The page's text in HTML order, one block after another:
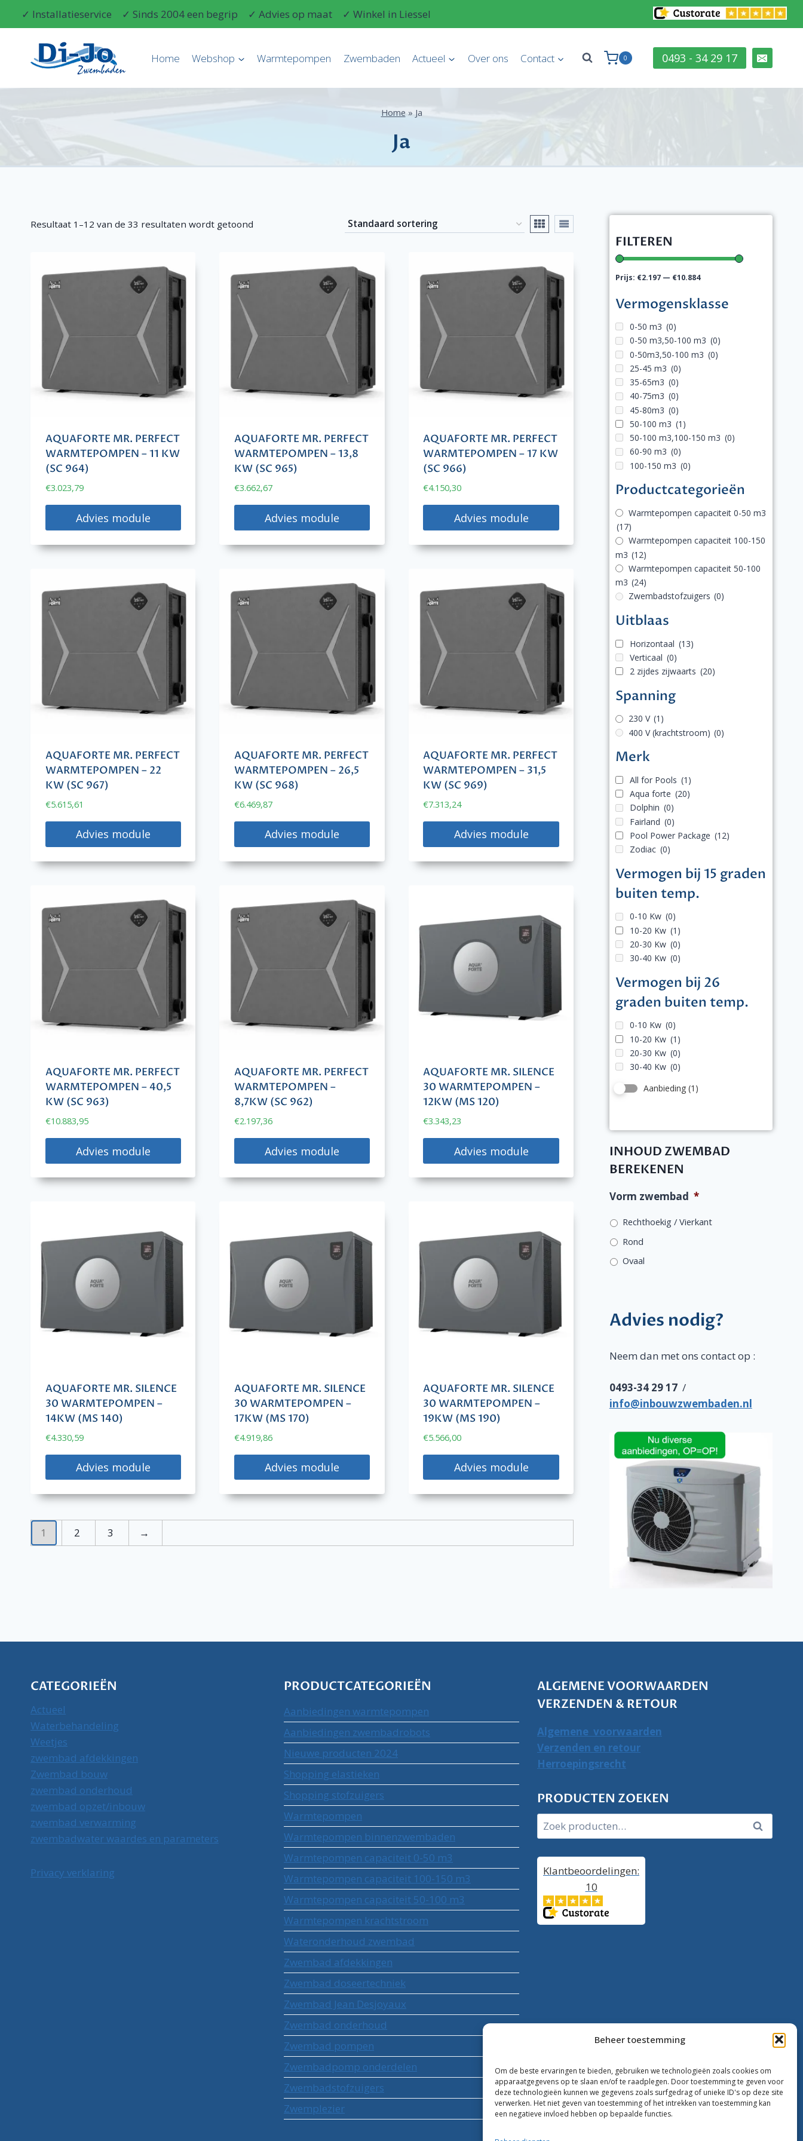
Beheer toestemming
Om de beste ervaringen te bieden, gebruiken we technologieën zoals cookies om
apparaatgegevens op te slaan en/of te raadplegen. Door toestemming te geven voor
deze technologieën kunnen we gegevens zoals surfgedrag of unieke ID's op deze site
verwerken. Het niet geven van toestemming of het intrekken van toestemming kan
een negatieve invloed hebben op bepaalde functies.
Doorgaan✓ Installatieservice ✓ Sinds 2004 een begrip ✓ Advies op maat ✓ Winkel in Liessel
Home Webshop Warmtepompen Zwembaden Actueel Over ons Contact 0 0493 - 34 29 17
Home » Ja
Ja
Resultaat 1–12 van de 33 resultaten wordt getoond
AQUAFORTE MR. PERFECT
WARMTEPOMPEN – 11 KW
(SC 964)
€3.023,79
Advies module
AQUAFORTE MR. PERFECT
WARMTEPOMPEN – 13,8
KW (SC 965)
€3.662,67
Advies module
AQUAFORTE MR. PERFECT
WARMTEPOMPEN – 17 KW
(SC 966)
€4.150,30
Advies module
AQUAFORTE MR. PERFECT
WARMTEPOMPEN – 22
KW (SC 967)
€5.615,61
Advies module
AQUAFORTE MR. PERFECT
WARMTEPOMPEN – 26,5
KW (SC 968)
€6.469,87
Advies module
AQUAFORTE MR. PERFECT
WARMTEPOMPEN – 31,5
KW (SC 969)
€7.313,24
Advies module
AQUAFORTE MR. PERFECT
WARMTEPOMPEN – 40,5
KW (SC 963)
€10.883,95
Advies module
AQUAFORTE MR. PERFECT
WARMTEPOMPEN –
8,7KW (SC 962)
€2.197,36
Advies module
AQUAFORTE MR. SILENCE
30 WARMTEPOMPEN –
12KW (MS 120)
€3.343,23
Advies module
AQUAFORTE MR. SILENCE
30 WARMTEPOMPEN –
14KW (MS 140)
€4.330,59
Advies module
AQUAFORTE MR. SILENCE
30 WARMTEPOMPEN –
17KW (MS 170)
€4.919,86
Advies module
AQUAFORTE MR. SILENCE
30 WARMTEPOMPEN –
19KW (MS 190)
€5.566,00
Advies module
1 2 3 →
FILTEREN
Prijs: €2.197— €10.884
Vermogensklasse
0-50 m3 (0)
0-50 m3,50-100 m3 (0)
0-50m3,50-100 m3 (0)
25-45 m3 (0)
35-65m3 (0)
40-75m3 (0)
45-80m3 (0)
50-100 m3 (1)
50-100 m3,100-150 m3 (0)
60-90 m3 (0)
100-150 m3 (0)
Productcategorieën
Warmtepompen capaciteit 0-50 m3
(17)
Warmtepompen capaciteit 100-150
m3 (12)
Warmtepompen capaciteit 50-100
m3 (24)
Zwembadstofzuigers (0)
Uitblaas
Horizontaal (13)
Verticaal (0)
2 zijdes zijwaarts (20)
Spanning
230 V (1)
400 V (krachtstroom) (0)
Merk
All for Pools (1)
Aqua forte (20)
Dolphin (0)
Fairland (0)
Pool Power Package (12)
Zodiac (0)
Vermogen bij 15 graden
buiten temp.
0-10 Kw (0)
10-20 Kw (1)
20-30 Kw (0)
30-40 Kw (0)
Vermogen bij 26
graden buiten temp.
0-10 Kw (0)
10-20 Kw (1)
20-30 Kw (0)
30-40 Kw (0)
Aanbieding (1)
INHOUD ZWEMBAD
BEREKENEN
Vorm zwembad *
Rechthoekig / Vierkant
Rond
Ovaal
Advies nodig?
Neem dan met ons contact op :
0493-34 29 17/
info@inbouwzwembaden.nl
CATEGORIEËN
Actueel
Waterbehandeling
Weetjes
zwembad afdekkingen
Zwembad bouw
zwembad onderhoud
zwembad opzet/inbouw
zwembad verwarming
zwembadwater waardes en parameters
Privacy verklaring
PRODUCTCATEGORIEËN
Aanbiedingen warmtepompen
Aanbiedingen zwembadrobots
Nieuwe producten 2024
Shopping elastieken
Shopping stofzuigers
Warmtepompen
Warmtepompen binnenzwembaden
Warmtepompen capaciteit 0-50 m3
Warmtepompen capaciteit 100-150 m3
Warmtepompen capaciteit 50-100 m3
Warmtepompen krachtstroom
Wateronderhoud zwembad
Zwembad afdekkingen
Zwembad doseertechniek
Zwembad Jean Desjoyaux
Zwembad onderhoud
Zwembad pompen
Zwembadpomp onderdelen
Zwembadstofzuigers
Zwemplezier
ALGEMENE VOORWAARDEN
VERZENDEN & RETOUR
Algemene voorwaarden
Verzenden en retour
Herroepingsrecht
PRODUCTEN ZOEKEN
Zoeken
naar:
Zoeken
Klantbeoordelingen:
10